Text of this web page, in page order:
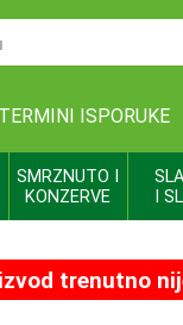
TERMINI ISPORUKE
SMRZNUTO I
KONZERVE
I
trenutno